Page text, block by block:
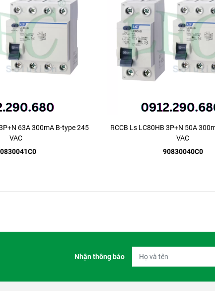
63A 300mA B-type 245
VAC
RCCB Ls LC80HB 3P+N 50A
VAC
90830040C0
Nhận thông báo